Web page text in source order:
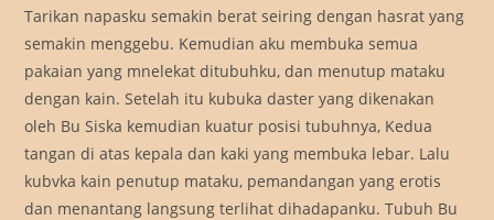
Tarikan napasku semakin berat seiring dengan hasrat yang
semakin menggebu. Kemudian aku membuka semua
pakaian yang mnelekat ditubuhku, dan menutup mataku
dengan kain. Setelah itu kubuka daster yang dikenakan
oleh Bu Siska kemudian kuatur posisi tubuhnya, Kedua
tangan di atas kepala dan kaki yang membuka lebar. Lalu
kubvka kain penutup mataku, pemandangan yang erotis
dan menantang langsung terlihat dihadapanku. Tubuh Bu